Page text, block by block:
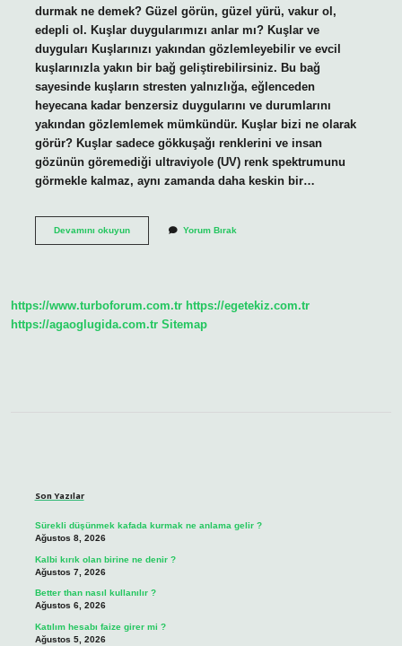
durmak ne demek? Güzel görün, güzel yürü, vakur ol,
edepli ol. Kuşlar duygularımızı anlar mı? Kuşlar ve
duyguları Kuşlarınızı yakından gözlemleyebilir ve evcil
kuşlarınızla yakın bir bağ geliştirebilirsiniz. Bu bağ
sayesinde kuşların stresten yalnızlığa, eğlenceden
heyecana kadar benzersiz duygularını ve durumlarını
yakından gözlemlemek mümkündür. Kuşlar bizi ne olarak
görür? Kuşlar sadece gökkuşağı renklerini ve insan
gözünün göremediği ultraviyole (UV) renk spektrumunu
görmekle kalmaz, aynı zamanda daha keskin bir…
Devamını okuyunDüşünüp
Yorum Bırak
https://www.turboforum.com.tr https://egetekiz.com.tr
https://agaoglugida.com.tr Sitemap
Son Yazılar
Sürekli düşünmek kafada kurmak ne anlama gelir ?
Ağustos 8, 2026
Kalbi kırık olan birine ne denir ?
Ağustos 7, 2026
Better than nasıl kullanılır ?
Ağustos 6, 2026
Katılım hesabı faize girer mi ?
Ağustos 5, 2026